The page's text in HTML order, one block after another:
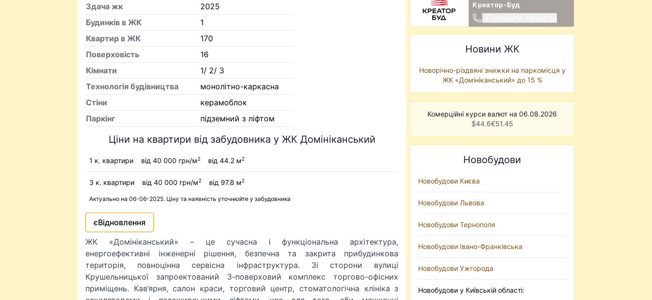
Здача жк
2025
Будинків в ЖК
1
Квартир в ЖК
170
Поверховість
16
Кiмнати
1/ 2/ 3
Технологія будівництва
монолітно-каркасна
Стіни
керамоблок
Паркінг
підземний з ліфтом
Ціни на квартири від забудовника у ЖК Домініканський
1 к. квартири від 40 000 грн/м2 від 44.2 м2
3 к. квартири від 40 000 грн/м2 від 97.8 м2
Актуально на 06-06-2025. Ціну та наявність уточнюйте у забудовника
єВідновлення
ЖК «Домініканський» – це сучасна і функціональна архітектура,
енергоефективні інженерні рішення, безпечна та закрита прибудинкова
територія, повноцінна сервісна інфраструктура. Зі сторони вулиці
Крушельницької запроектований 3-поверховий комплекс торгово-офісних
приміщень. Кав’ярня, салон краси, торговий центр, стоматологічна клініка з
Креатор-Буд
Новини ЖК
Новорічно-різдвяні знижки на паркомісця у
ЖК «Домініканський» до 15 %
Комерційні курси валют на 06.08.2026
$44.6€51.45
Новобудови
Новобудови Києва
Новобудови Львова
Новобудови Тернополя
Новобудови Івано-Франківська
Новобудови Ужгорода
Новобудови у Київській області: